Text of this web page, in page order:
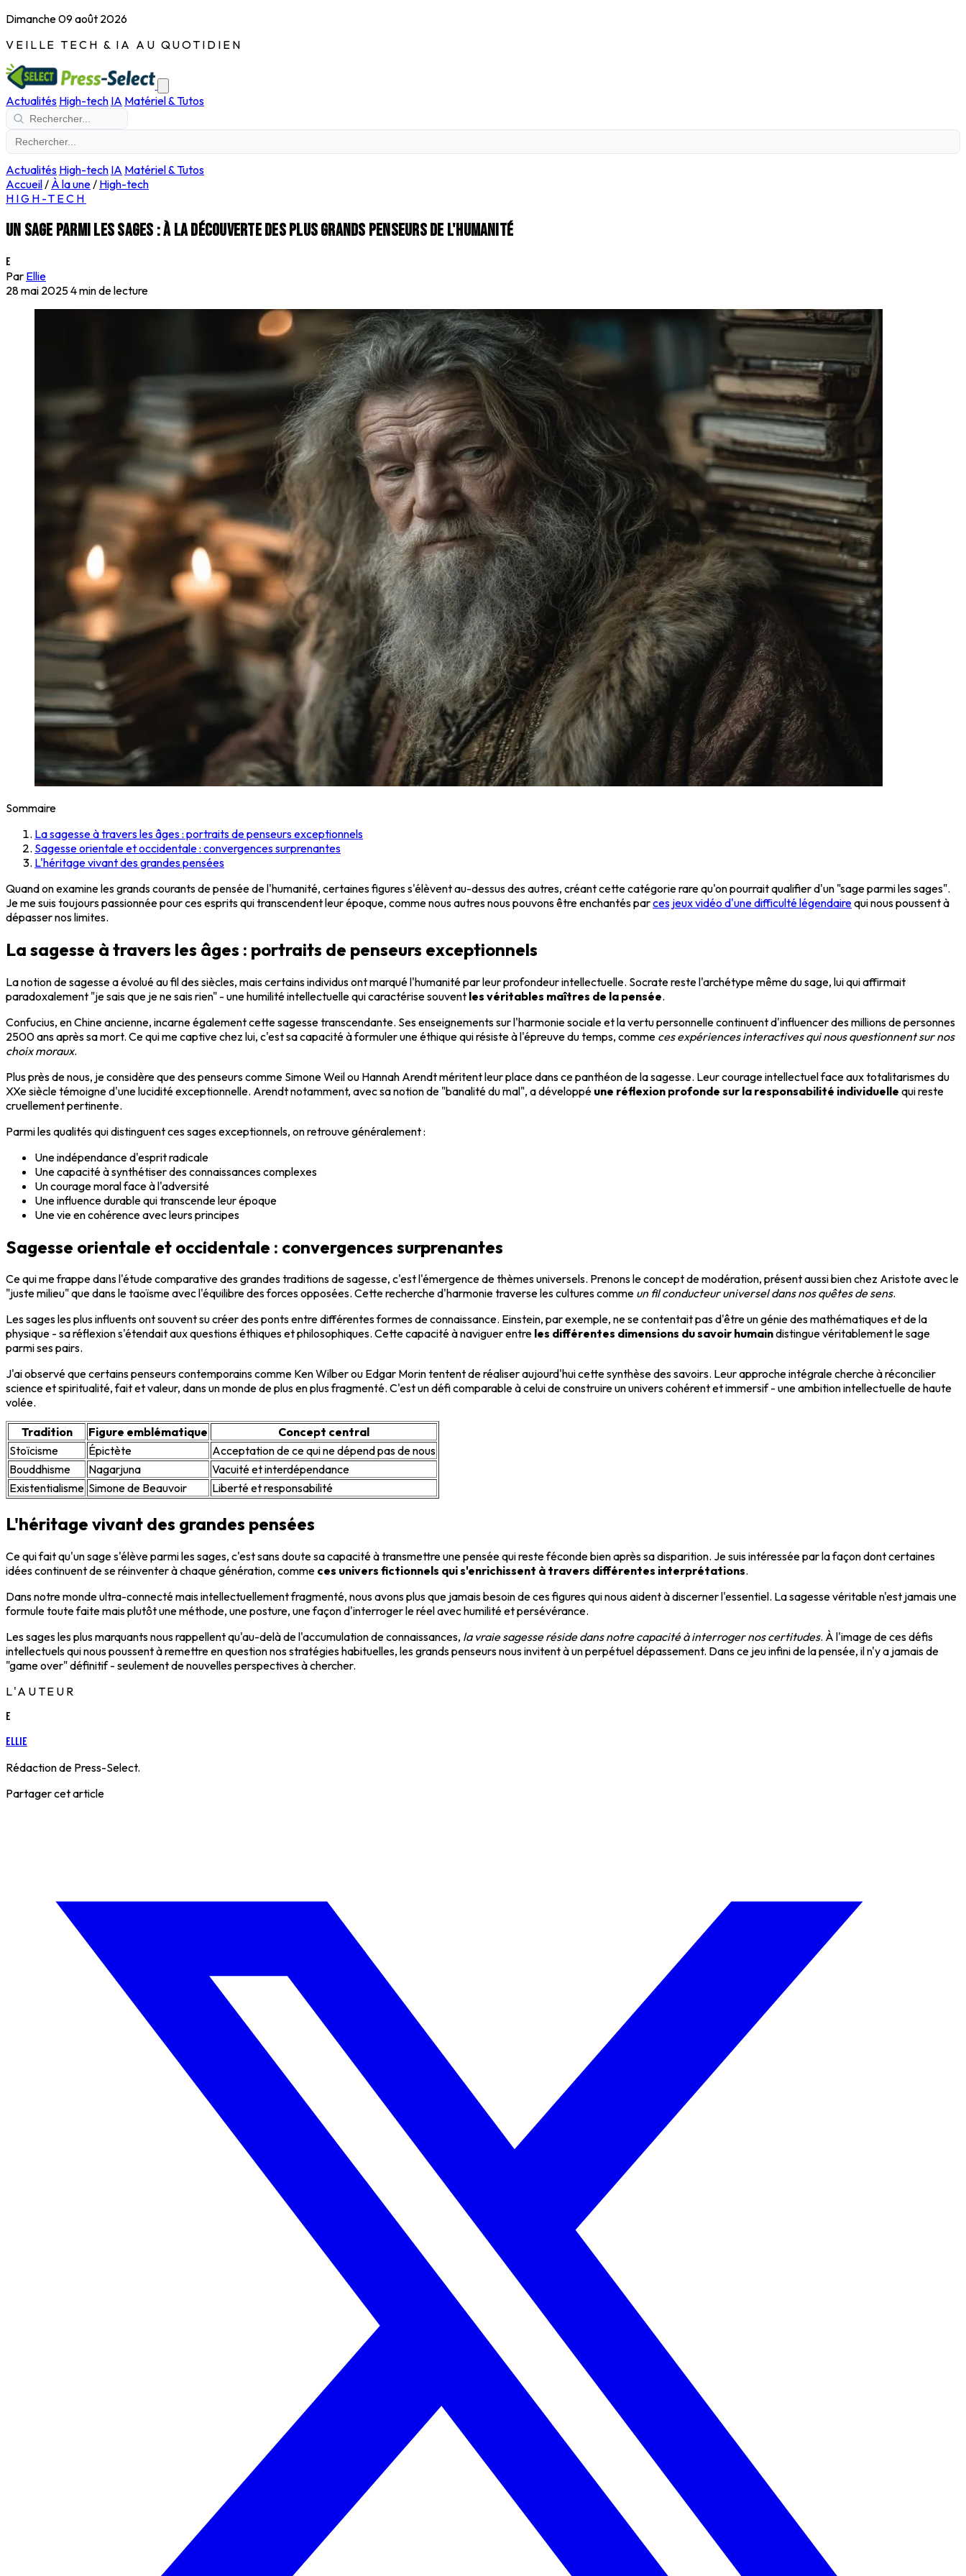
Dimanche 09 août 2026
VEILLE TECH & IA AU QUOTIDIEN
Actualités High-tech IA Matériel & Tutos
Actualités High-tech IA Matériel & Tutos
Accueil/ À la une/ High-tech
HIGH-TECH
Un sage parmi les sages : à la découverte des plus grands penseurs de l'humanité
E
Par Ellie
28 mai 20254 min de lecture
Sommaire
La sagesse à travers les âges : portraits de penseurs exceptionnels
Sagesse orientale et occidentale : convergences surprenantes
L'héritage vivant des grandes pensées
Quand on examine les grands courants de pensée de l'humanité, certaines figures s'élèvent au-dessus des autres, créant cette catégorie rare qu'on pourrait qualifier d'un "sage parmi les sages".
Je me suis toujours passionnée pour ces esprits qui transcendent leur époque, comme nous autres nous pouvons être enchantés parces jeux vidéo d'une difficulté légendairequi nous poussent à
dépasser nos limites.
La sagesse à travers les âges : portraits de penseurs exceptionnels
La notion de sagesse a évolué au fil des siècles, mais certains individus ont marqué l'humanité par leur profondeur intellectuelle. Socrate reste l'archétype même du sage, lui qui affirmait
paradoxalement "je sais que je ne sais rien" - une humilité intellectuelle qui caractérise souvent les véritables maîtres de la pensée.
Confucius, en Chine ancienne, incarne également cette sagesse transcendante. Ses enseignements sur l'harmonie sociale et la vertu personnelle continuent d'influencer des millions de personnes
2500 ans après sa mort. Ce qui me captive chez lui, c'est sa capacité à formuler une éthique qui résiste à l'épreuve du temps, comme ces expériences interactives qui nous questionnent sur nos
choix moraux.
Plus près de nous, je considère que des penseurs comme Simone Weil ou Hannah Arendt méritent leur place dans ce panthéon de la sagesse. Leur courage intellectuel face aux totalitarismes du
XXe siècle témoigne d'une lucidité exceptionnelle. Arendt notamment, avec sa notion de "banalité du mal", a développé une réflexion profonde sur la responsabilité individuelle qui reste
cruellement pertinente.
Parmi les qualités qui distinguent ces sages exceptionnels, on retrouve généralement :
Une indépendance d'esprit radicale
Une capacité à synthétiser des connaissances complexes
Un courage moral face à l'adversité
Une influence durable qui transcende leur époque
Une vie en cohérence avec leurs principes
Sagesse orientale et occidentale : convergences surprenantes
Ce qui me frappe dans l'étude comparative des grandes traditions de sagesse, c'est l'émergence de thèmes universels. Prenons le concept de modération, présent aussi bien chez Aristote avec le
"juste milieu" que dans le taoïsme avec l'équilibre des forces opposées. Cette recherche d'harmonie traverse les cultures comme un fil conducteur universel dans nos quêtes de sens.
Les sages les plus influents ont souvent su créer des ponts entre différentes formes de connaissance. Einstein, par exemple, ne se contentait pas d'être un génie des mathématiques et de la
physique - sa réflexion s'étendait aux questions éthiques et philosophiques. Cette capacité à naviguer entre les différentes dimensions du savoir humaindistingue véritablement le sage
parmi ses pairs.
J'ai observé que certains penseurs contemporains comme Ken Wilber ou Edgar Morin tentent de réaliser aujourd'hui cette synthèse des savoirs. Leur approche intégrale cherche à réconcilier
science et spiritualité, fait et valeur, dans un monde de plus en plus fragmenté. C'est un défi comparable à celui de construire un univers cohérent et immersif - une ambition intellectuelle de haute
volée.
Tradition Figure emblématique
Concept central
Stoïcisme
Épictète
Acceptation de ce qui ne dépend pas de nous
Bouddhisme
Nagarjuna
Vacuité et interdépendance
Existentialisme Simone de Beauvoir Liberté et responsabilité
L'héritage vivant des grandes pensées
Ce qui fait qu'un sage s'élève parmi les sages, c'est sans doute sa capacité à transmettre une pensée qui reste féconde bien après sa disparition. Je suis intéressée par la façon dont certaines
idées continuent de se réinventer à chaque génération, comme ces univers fictionnels qui s'enrichissent à travers différentes interprétations.
Dans notre monde ultra-connecté mais intellectuellement fragmenté, nous avons plus que jamais besoin de ces figures qui nous aident à discerner l'essentiel. La sagesse véritable n'est jamais une
formule toute faite mais plutôt une méthode, une posture, une façon d'interroger le réel avec humilité et persévérance.
Les sages les plus marquants nous rappellent qu'au-delà de l'accumulation de connaissances, la vraie sagesse réside dans notre capacité à interroger nos certitudes. À l'image de ces défis
intellectuels qui nous poussent à remettre en question nos stratégies habituelles, les grands penseurs nous invitent à un perpétuel dépassement. Dans ce jeu infini de la pensée, il n'y a jamais de
"game over" définitif - seulement de nouvelles perspectives à chercher.
L'AUTEUR
E
Ellie
Rédaction de Press-Select.
Partager cet article